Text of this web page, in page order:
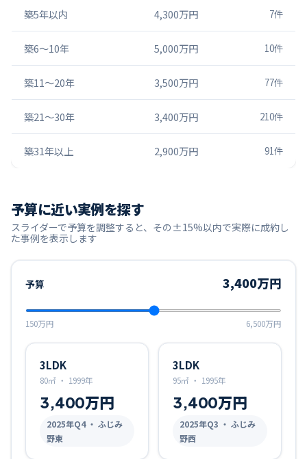
築5年以内 4,300万円 7件
築6〜10年 5,000万円 10件
築11〜20年 3,500万円 77件
築21〜30年 3,400万円 210件
築31年以上 2,900万円 91件
予算に近い実例を探す
スライダーで予算を調整すると、その±15%以内で実際に成約し
た事例を表示します
予算 3,400万円
150万円 6,500万円
3LDK
80㎡ ・ 1999年
3,400万円
2025年Q4・ ふじみ
野東
3LDK
95㎡ ・ 1995年
3,400万円
2025年Q3 ・ ふじみ
野西